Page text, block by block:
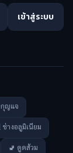
เข้าสู่ระบบ
กุญแจ
ช่างอลูมิเนียม
🚽 ดูดส้วม